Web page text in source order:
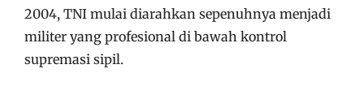
2004, TNI mulai diarahkan sepenuhnya menjadi
militer yang profesional di bawah kontrol
supremasi sipil.